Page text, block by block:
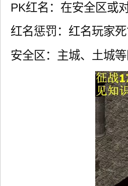
PK红名：在安全区或
红名惩罚：红名玩家
安全区：主城、土城